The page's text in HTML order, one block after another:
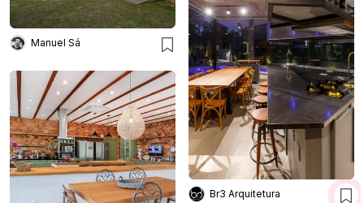
Manuel Sá
Br3 Arquitetura